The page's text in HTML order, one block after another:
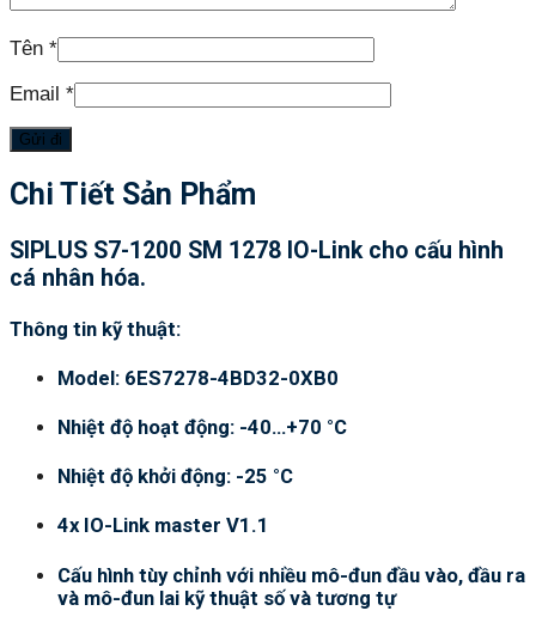
Tên *
Email *
Chi Tiết Sản Phẩm
SIPLUS S7-1200 SM 1278 IO-Link cho cấu hình
cá nhân hóa.
Thông tin kỹ thuật:
Model: 6ES7278-4BD32-0XB0
Nhiệt độ hoạt động: -40…+70 °C
Nhiệt độ khởi động: -25 °C
4x IO-Link master V1.1
Cấu hình tùy chỉnh với nhiều mô-đun đầu vào, đầu ra
và mô-đun lai kỹ thuật số và tương tự